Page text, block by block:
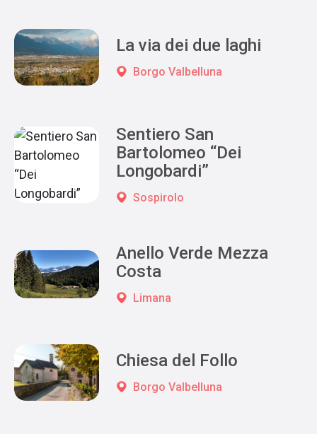
La via dei due laghi
Borgo Valbelluna
Sentiero San
Bartolomeo “Dei
Longobardi”
Sospirolo
Anello Verde Mezza
Costa
Limana
Chiesa del Follo
Borgo Valbelluna